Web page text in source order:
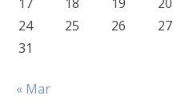
24
25 26 27
31
« Mar